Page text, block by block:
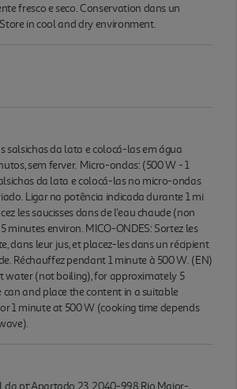
fresco e seco. Conservation dans un
in cool and dry environment.
salsichas da lata e colocá-las em água
sem ferver. Micro-ondas: (500 W - 1
da lata e colocá-las no micro-ondas
Ligar na potência indicada durante 1 mi
les saucisses dans de l'eau chaude (non
minutes environ. MICO-ONDES: Sortez les
dans leur jus, et placez-les dans un récipient
Réchauffez pendant 1 minute à 500 W. (EN)
water (not boiling), for approximately 5
can and place the content in a suitable
1 minute at 500 W (cooking time depends
pt:Apartado 23, 2040-998 Rio Maior-